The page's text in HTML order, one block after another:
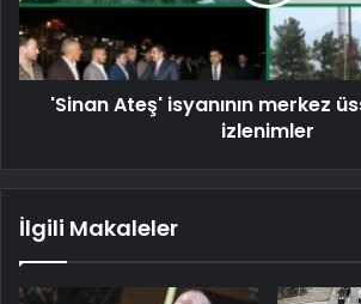
'Sinan Ateş' isyanının merkez
izlenimler
İlgili Makaleler